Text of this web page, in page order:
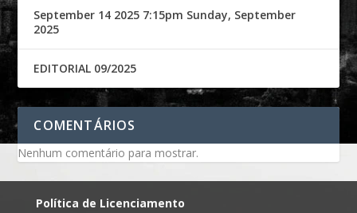
September 14 2025 7:15pm Sunday, September
2025
EDITORIAL 09/2025
COMENTÁRIOS
Nenhum comentário para mostrar.
Política de Licenciamento